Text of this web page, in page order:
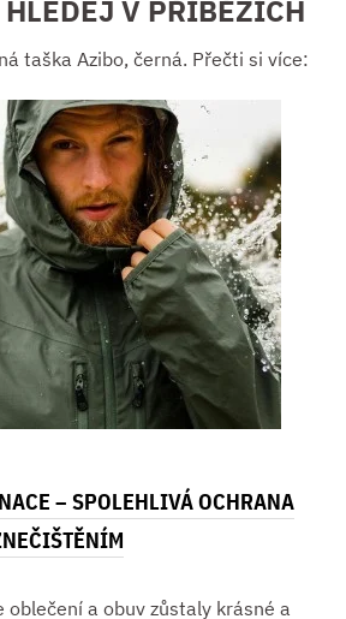
V PŘÍBĚZÍCH
taška Azibo, černá. Přečti si více:
– SPOLEHLIVÁ OCHRANA
oblečení a obuv zůstaly krásné a